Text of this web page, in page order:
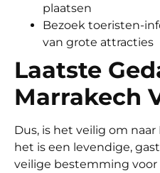
plaatsen
Bezoek toeristen-
van grote attracties
Laatste
Marrakech
Dus, is het veilig om
het is een levendige,
veilige bestemming